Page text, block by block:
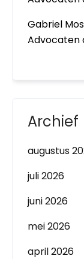
Gabriel
Advocaten
Archief
augustus
juli 2026
juni 2026
mei 2026
april 2026